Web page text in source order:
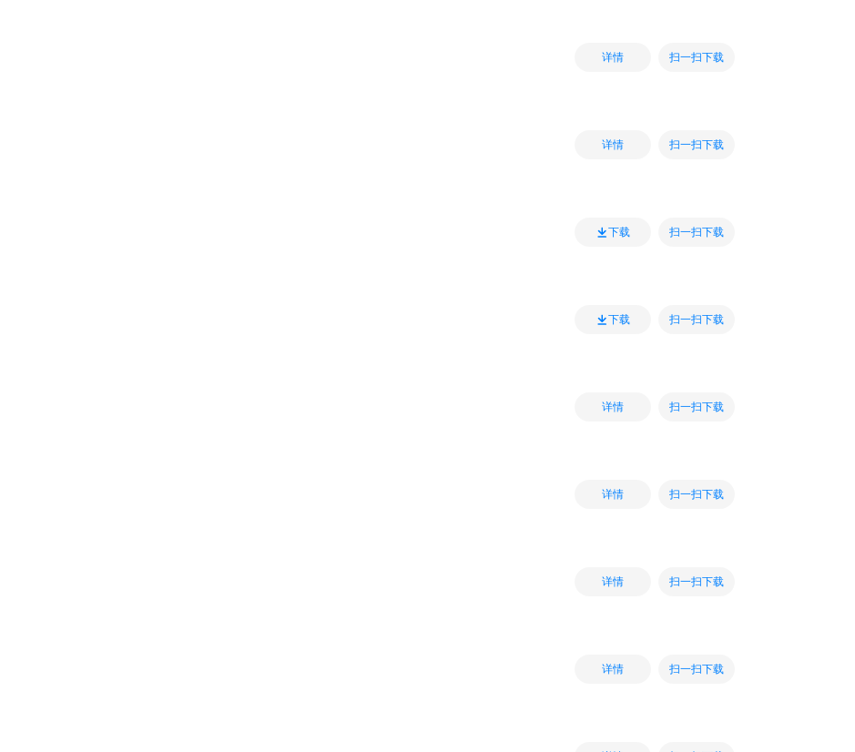
详情 扫一扫下载
详情 扫一扫下载
下载 扫一扫下载
下载 扫一扫下载
详情 扫一扫下载
详情 扫一扫下载
详情 扫一扫下载
详情 扫一扫下载